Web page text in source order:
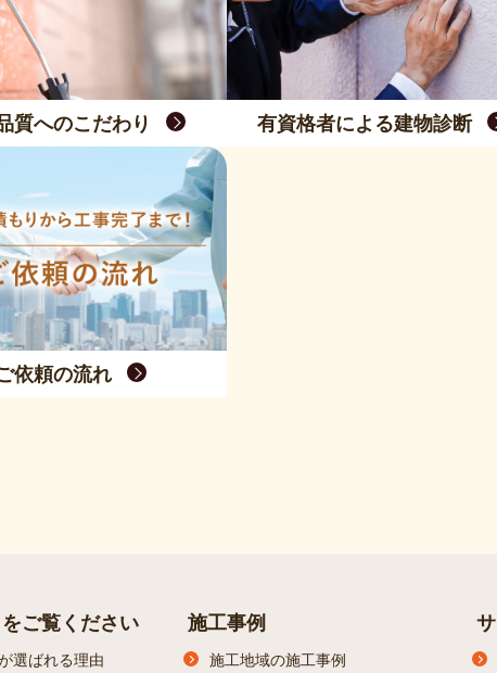
質へのこだわり 有資格者による建物診断
依頼の流れ
ご覧ください
選ばれる理由
施工事例
施工地域の施工事例